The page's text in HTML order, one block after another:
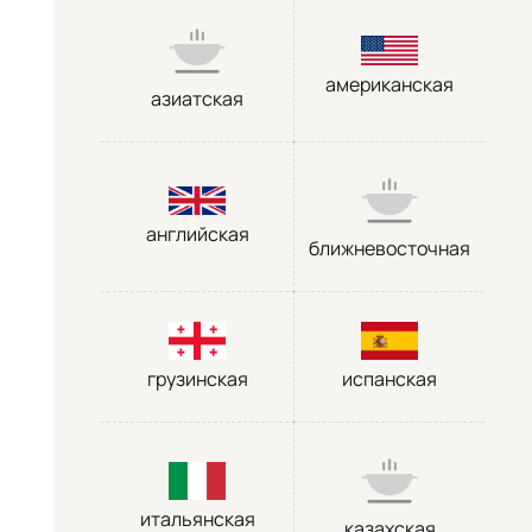
азиатская
американская
английская
ближневосточная
грузинская испанская
итальянская